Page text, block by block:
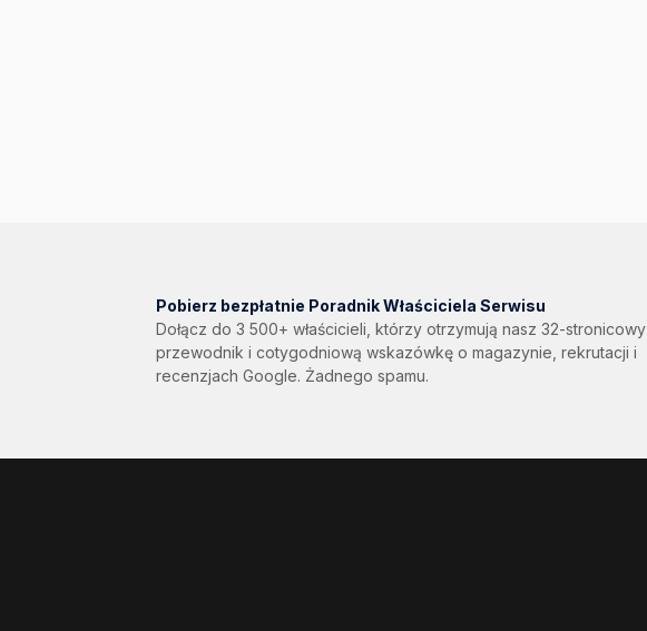
Pobierz bezpłatnie Poradnik Właściciela Serwisu
Dołącz do 3 500+ właścicieli, którzy otrzymują nasz 32-stronicowy
przewodnik i cotygodniową wskazówkę o magazynie, rekrutacji i
recenzjach Google. Żadnego spamu.